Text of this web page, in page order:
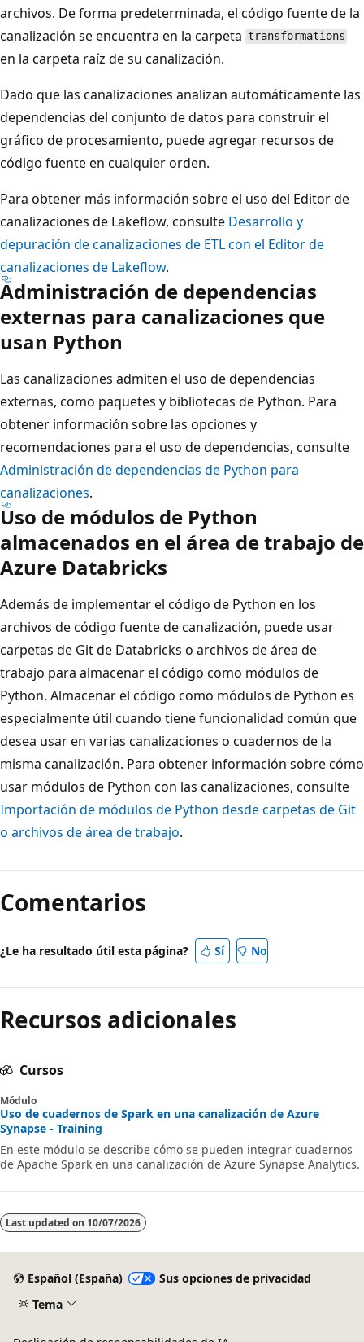
archivos. De forma predeterminada, el código fuente de la
canalización se encuentra en la carpeta transformations
en la carpeta raíz de su canalización.
Dado que las canalizaciones analizan automáticamente las
dependencias del conjunto de datos para construir el
gráfico de procesamiento, puede agregar recursos de
código fuente en cualquier orden.
Para obtener más información sobre el uso del Editor de
canalizaciones de Lakeflow, consulte Desarrollo y
depuración de canalizaciones de ETL con el Editor de
canalizaciones de Lakeflow.
Administración de dependencias
externas para canalizaciones que
usan Python
Las canalizaciones admiten el uso de dependencias
externas, como paquetes y bibliotecas de Python. Para
obtener información sobre las opciones y
recomendaciones para el uso de dependencias, consulte
Administración de dependencias de Python para
canalizaciones.
Uso de módulos de Python
almacenados en el área de trabajo de
Azure Databricks
Además de implementar el código de Python en los
archivos de código fuente de canalización, puede usar
carpetas de Git de Databricks o archivos de área de
trabajo para almacenar el código como módulos de
Python. Almacenar el código como módulos de Python es
especialmente útil cuando tiene funcionalidad común que
desea usar en varias canalizaciones o cuadernos de la
misma canalización. Para obtener información sobre cómo
usar módulos de Python con las canalizaciones, consulte
Importación de módulos de Python desde carpetas de Git
o archivos de área de trabajo.
Comentarios
¿Le ha resultado útil esta página? Sí No
Recursos adicionales
Cursos
Módulo
Uso de cuadernos de Spark en una canalización de Azure
Synapse - Training
En este módulo se describe cómo se pueden integrar cuadernos
de Apache Spark en una canalización de Azure Synapse Analytics.
Last updated on 10/07/2026
Español (España)
Sus opciones de privacidad
Tema